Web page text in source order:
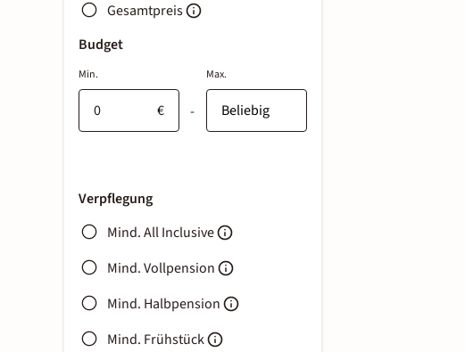
Gesamtpreis
Budget
Min.
€ -
Max.
Verpflegung
Mind. All Inclusive
Mind. Vollpension
Mind. Halbpension
Mind. Frühstück